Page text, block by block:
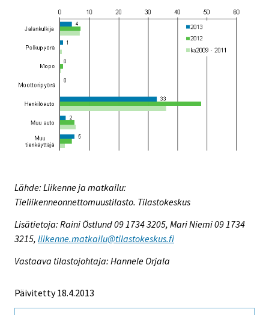
Lähde: Liikenne ja matkailu:
Tieliikenneonnettomuustilasto. Tilastokeskus
Lisätietoja: Raini Östlund 09 1734 3205, Mari Niemi 09 1734
3215, liikenne.matkailu@tilastokeskus.fi
Vastaava tilastojohtaja: Hannele Orjala
Päivitetty 18.4.2013